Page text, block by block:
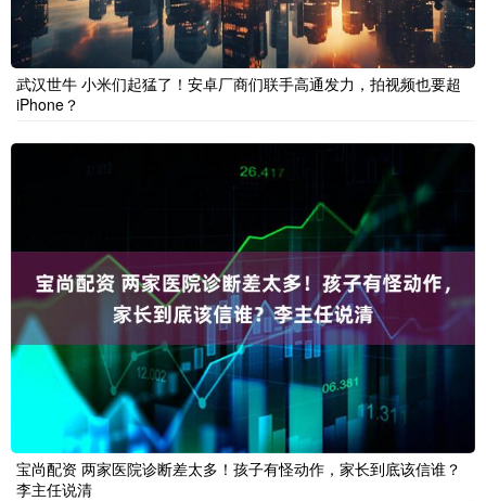
武汉世牛 小米们起猛了！安卓厂商们联手高通发力，拍视频也要超
iPhone？
宝尚配资 两家医院诊断差太多！孩子有怪动作，家长到底该信谁？
李主任说清